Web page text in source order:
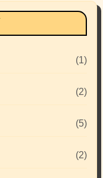
(1)
(2)
(5)
(2)